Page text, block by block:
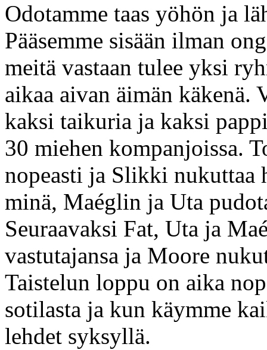
Odotamme taas yöhön ja
Pääsemme sisään ilman
meitä vastaan tulee yksi
aikaa aivan äimän käkenä.
kaksi taikuria ja kaksi
30 miehen kompanjoissa.
nopeasti ja Slikki nukuttaa
minä, Maéglin ja Uta
Seuraavaksi Fat, Uta ja
vastutajansa ja Moore
Taistelun loppu on aika
sotilasta ja kun käymme
lehdet syksyllä.